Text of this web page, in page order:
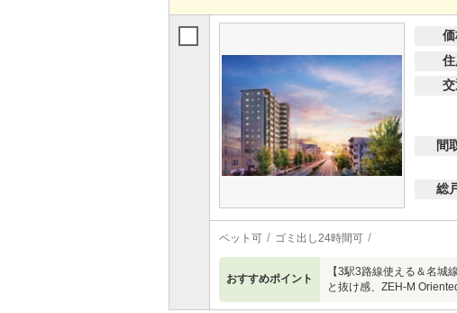
間
総
ペット可 ゴミ出し24時間可
おすすめポイント
【3駅3路線使える＆名城
と抜け感、ZEH-M